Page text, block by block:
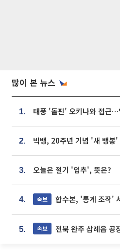
많이 본 뉴스
1.
2.
3. 오늘은 절기 '입추', 뜻은?
4. 속보 합수본, '통계 조작' 서울·경기
5. 속보 전북 완주 삼례읍 공